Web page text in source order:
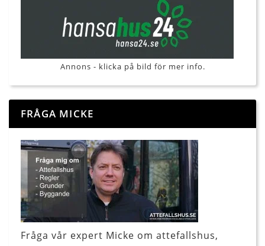
Annons - klicka på bild för mer info.
FRÅGA MICKE
Fråga vår expert Micke om attefallshus,